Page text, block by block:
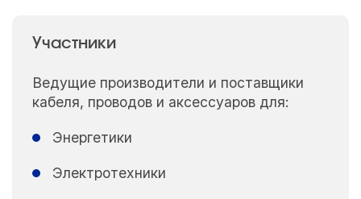
Участники
Ведущие производители и поставщики
кабеля, проводов и аксессуаров для:
Энергетики
Электротехники